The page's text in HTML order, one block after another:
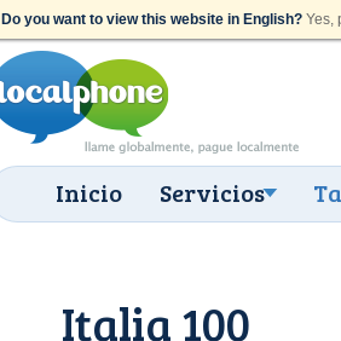
Do you want to view this website in English? Yes,
Inicio Servicios
Italia 100